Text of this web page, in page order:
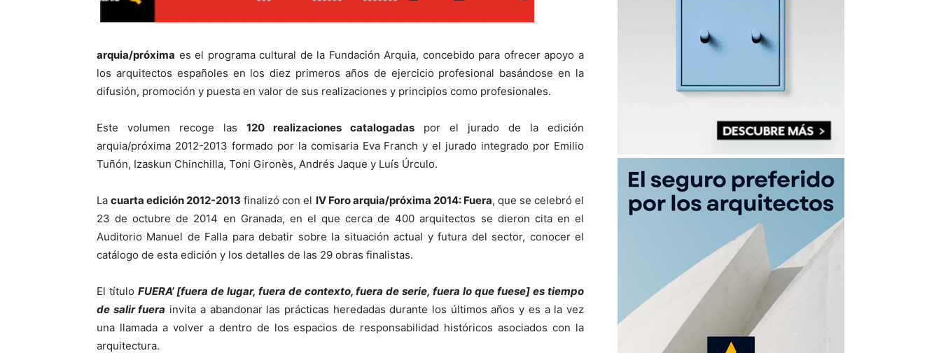
arquia/próxima es el programa cultural de la Fundación Arquia, concebido para ofrecer apoyo a
los arquitectos españoles en los diez primeros años de ejercicio profesional basándose en la
difusión, promoción y puesta en valor de sus realizaciones y principios como profesionales.
Este volumen recoge las 120 realizaciones catalogadas por el jurado de la edición
arquia/próxima 2012-2013 formado por la comisaria Eva Franch y el jurado integrado por Emilio
Tuñón, Izaskun Chinchilla, Toni Gironès, Andrés Jaque y Luís Úrculo.
Lacuarta edición 2012-2013 finalizó con el IV Foro arquia/próxima 2014: Fuera, que se celebró el
23 de octubre de 2014 en Granada, en el que cerca de 400 arquitectos se dieron cita en el
Auditorio Manuel de Falla para debatir sobre la situación actual y futura del sector, conocer el
catálogo de esta edición y los detalles de las 29 obras finalistas.
El título FUERA’ [fuera de lugar, fuera de contexto, fuera de serie, fuera lo que fuese] es tiempo
de salir fuera invita a abandonar las prácticas heredadas durante los últimos años y es a la vez
una llamada a volver a dentro de los espacios de responsabilidad históricos asociados con la
arquitectura.